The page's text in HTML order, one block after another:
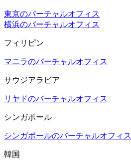
東京のバーチャルオフィス
横浜のバーチャルオフィス
フィリピン
マニラのバーチャルオフィス
サウジアラビア
リヤドのバーチャルオフィス
シンガポール
シンガポールのバーチャルオフィス
韓国